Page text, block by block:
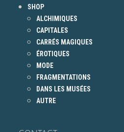
SHOP
ALCHIMIQUES
CAPITALES
CARRÉS MAGIQUES
ÉROTIQUES
MODE
FRAGMENTATIONS
DANS LES MUSÉES
AUTRE